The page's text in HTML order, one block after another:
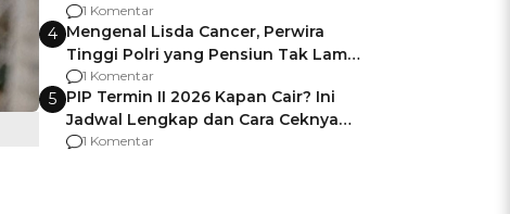
Berencana Pakai Jimat di Pakansari
1 Komentar
4 Mengenal Lisda Cancer, Perwira
Tinggi Polri yang Pensiun Tak Lama
Usai Jadi Brigjen
1 Komentar
5 PIP Termin II 2026 Kapan Cair? Ini
Jadwal Lengkap dan Cara Ceknya
agar Dana Tidak Hangus!
1 Komentar